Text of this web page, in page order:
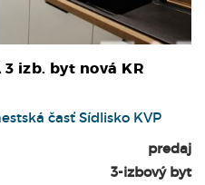
3 izb. byt nová KR
časť Sídlisko KVP
predaj
3-izbový byt